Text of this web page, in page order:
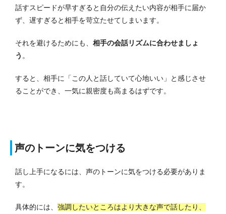
話すスピードが早すぎると自分の伝えたい内容が相手に届か
ず、遅すぎると相手を苛立たせてしまいます。
それを避けるためにも、 相手の会話リズムに合わせましょ
う 。
すると、相手に「この人と話していて心地いい」と感じさせ
ることができ、一気に親密度も高まるはずです。
声のトーンに気をつける
話し上手になるには、声のトーンに気をつける必要がありま
す。
具体的には、 強調したいところはより大きな声で話したり、